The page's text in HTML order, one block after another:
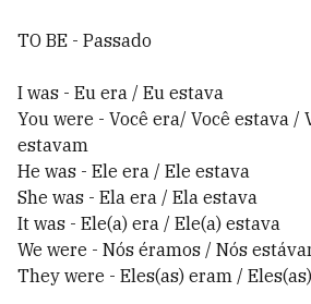
TO BE - Passado
I was - Eu era / Eu estava
You were - Você era/ Você estava /
estavam
He was - Ele era / Ele estava
She was - Ela era / Ela estava
It was - Ele(a) era / Ele(a) estava
We were - Nós éramos / Nós
They were - Eles(as) eram /